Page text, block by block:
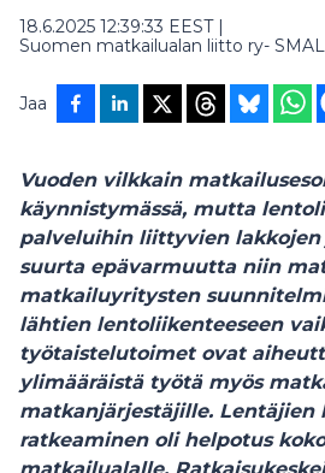
18.6.2025 12:39:33 EEST|
Suomen matkailualan liitto ry- SMAL
Jaa
Vuoden vilkkain
käynnistymässä, mutta
palveluihin liittyvien
suurta epävarmuutta niin
matkailuyritysten
lähtien lentoliikenteeseen
työtaistelutoimet ovat
ylimääräistä työtä myös
matkanjärjestäjille. Lentäjien
ratkeaminen oli helpotus